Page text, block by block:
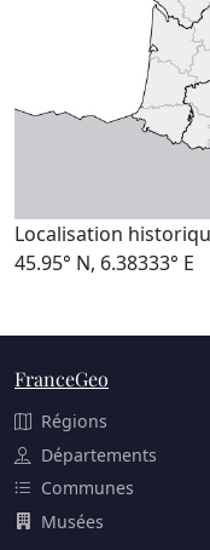
Localisation
45.95° N, 6.38333° E
FranceGeo
Régions
Départements
Communes
Musées